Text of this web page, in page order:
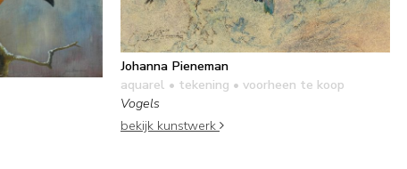
Johanna Pieneman
aquarel • tekening • voorheen te koop
Vogels
bekijk kunstwerk